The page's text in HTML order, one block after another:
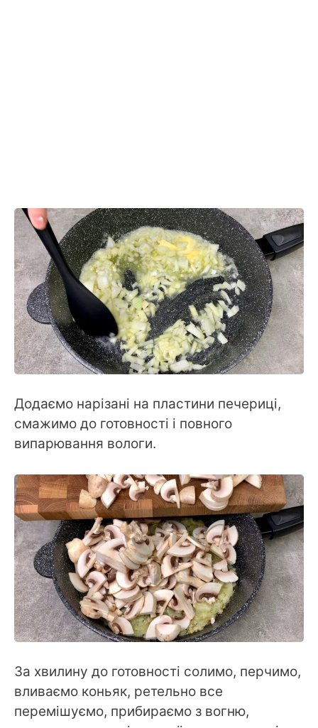
Додаємо нарізані на пластини печериці,
смажимо до готовності і повного
випарювання вологи.
За хвилину до готовності солимо, перчимо,
вливаємо коньяк, ретельно все
перемішуємо, прибираємо з вогню,